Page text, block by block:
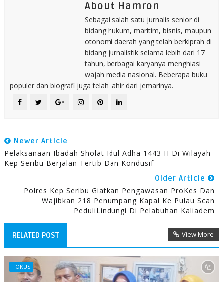
About Hamron
Sebagai salah satu jurnalis senior di
bidang hukum, maritim, bisnis, maupun
otonomi daerah yang telah berkiprah di
bidang jurnalistik selama lebih dari 17
tahun, berbagai karyanya menghiasi
wajah media nasional. Beberapa buku
populer dan biografi juga telah lahir dari jemarinya.
Newer Article
Pelaksanaan Ibadah Sholat Idul Adha 1443 H Di Wilayah
Kep Seribu Berjalan Tertib Dan Kondusif
Older Article
Polres Kep Seribu Giatkan Pengawasan ProKes Dan
Wajibkan 218 Penumpang Kapal Ke Pulau Scan
PeduliLindungi Di Pelabuhan Kaliadem
RELATED POST View More
FOKUS